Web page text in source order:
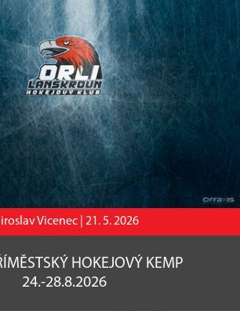
Vicenec | 21. 5. 2026
HOKEJOVÝ KEMP
24.-28.8.2026